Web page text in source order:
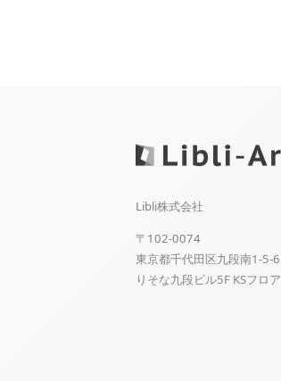
Libli株式会社
〒102-0074
東京都千代田区九段南1-5-6
りそな九段ビル5F KSフロア